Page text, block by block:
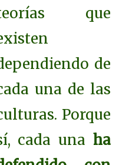
que
de
una de las
Porque
cada una ha